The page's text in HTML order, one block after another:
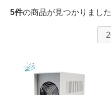
5件の商品が見つかりました